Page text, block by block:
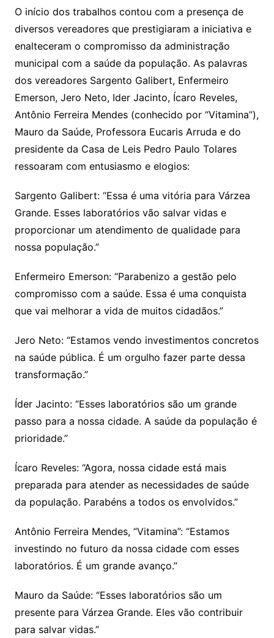
O início dos trabalhos contou com a presença de
diversos vereadores que prestigiaram a iniciativa e
enalteceram o compromisso da administração
municipal com a saúde da população. As palavras
dos vereadores Sargento Galibert, Enfermeiro
Emerson, Jero Neto, Ider Jacinto, Ícaro Reveles,
Antônio Ferreira Mendes (conhecido por “Vitamina”),
Mauro da Saúde, Professora Eucaris Arruda e do
presidente da Casa de Leis Pedro Paulo Tolares
ressoaram com entusiasmo e elogios:
Sargento Galibert: “Essa é uma vitória para Várzea
Grande. Esses laboratórios vão salvar vidas e
proporcionar um atendimento de qualidade para
nossa população.”
Enfermeiro Emerson: “Parabenizo a gestão pelo
compromisso com a saúde. Essa é uma conquista
que vai melhorar a vida de muitos cidadãos.”
Jero Neto: “Estamos vendo investimentos concretos
na saúde pública. É um orgulho fazer parte dessa
transformação.”
Íder Jacinto: “Esses laboratórios são um grande
passo para a nossa cidade. A saúde da população é
prioridade.”
Ícaro Reveles: “Agora, nossa cidade está mais
preparada para atender as necessidades de saúde
da população. Parabéns a todos os envolvidos.”
Antônio Ferreira Mendes, “Vitamina”: “Estamos
investindo no futuro da nossa cidade com esses
laboratórios. É um grande avanço.”
Mauro da Saúde: “Esses laboratórios são um
presente para Várzea Grande. Eles vão contribuir
para salvar vidas.”